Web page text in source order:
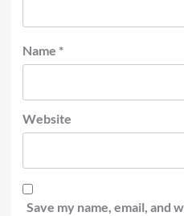
Name *
Website
Save my name, email, and